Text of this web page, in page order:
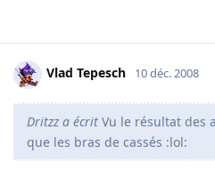
Vlad Tepesch 10 déc. 2008
Dritzz a écrit Vu le résultat des
que les bras de cassés :lol: